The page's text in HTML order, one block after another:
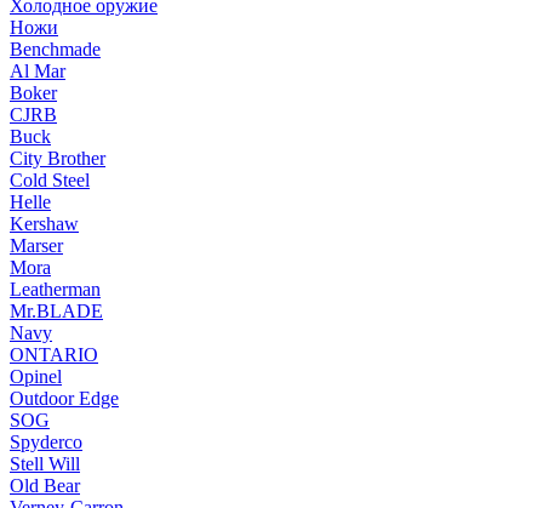
Холодное оружие
Ножи
Benchmade
Al Mar
Boker
CJRB
Buck
City Brother
Cold Steel
Helle
Kershaw
Marser
Mora
Leatherman
Mr.BLADE
Navy
ONTARIO
Opinel
Outdoor Edge
SOG
Spyderco
Stell Will
Old Bear